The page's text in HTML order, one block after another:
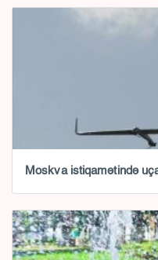
Moskva istiqamətində